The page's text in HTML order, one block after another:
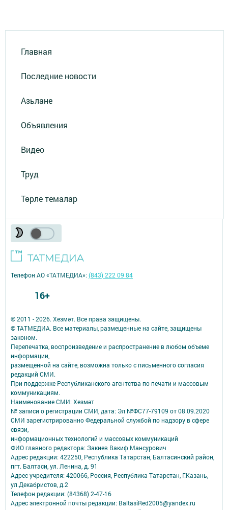
Главная
Последние новости
Азьлане
Объявления
Видео
Труд
Төрле темалар
© 2011 - 2026. Хезмәт. Все права защищены.
© ТАТМЕДИА. Все материалы, размещенные на сайте, защищены
законом.
Перепечатка, воспроизведение и распространение в любом объеме
информации,
размещенной на сайте, возможна только с письменного согласия
редакций СМИ.
При поддержке Республиканского агентства по печати и массовым
коммуникациям.
Наименование СМИ: Хезмәт
№ записи о регистрации СМИ, дата: Эл №ФС77-79109 от 08.09.2020
СМИ зарегистрированно Федеральной службой по надзору в сфере
связи,
информационных технологий и массовых коммуникаций
ФИО главного редактора: Закиев Вакиф Мансурович
Адрес редакции: 422250, Республика Татарстан, Балтасинский район,
пгт. Балтаси, ул. Ленина, д. 91
Адрес учредителя: 420066, Россия, Республика Татарстан, Г.Казань,
ул.Декабристов, д.2
Телефон редакции: (84368) 2-47-16
Адрес электронной почты редакции: BaltasiRed2005@yandex.ru
Телефон АО «ТАТМЕДИА»:(843) 222 09 84
16+